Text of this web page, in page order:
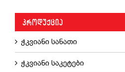
ᲞᲠᲝᲓᲣᲥᲪᲘᲐ
ჭკვიანი სანათი
ჭკვიანი საკეტები